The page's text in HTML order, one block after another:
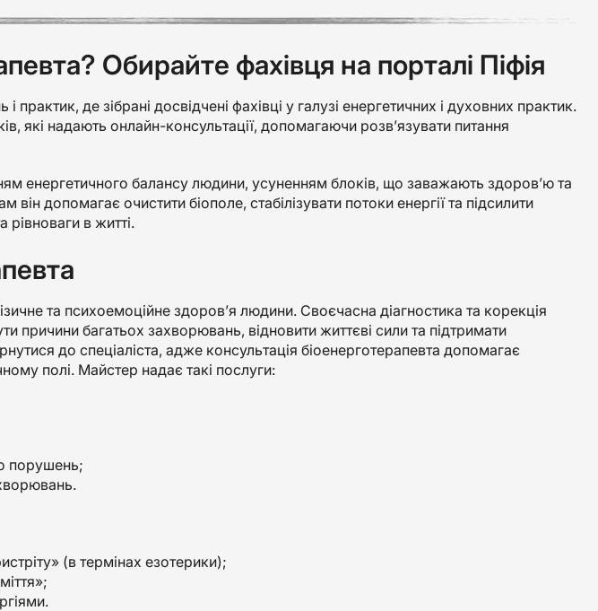
Обирайте фахівця на порталі Піфія
практик, де зібрані досвідчені фахівці у галузі енергетичних і духовних практик.
які надають онлайн-консультації, допомагаючи розв’язувати питання
енергетичного балансу людини, усуненням блоків, що заважають здоров’ю та
допомагає очистити біополе, стабілізувати потоки енергії та підсилити
рівноваги в житті.
та психоемоційне здоров’я людини. Своєчасна діагностика та корекція
причини багатьох захворювань, відновити життєві сили та підтримати
до спеціаліста, адже консультація біоенерготерапевта допомагає
полі. Майстер надає такі послуги:
порушень;
(в термінах езотерики);